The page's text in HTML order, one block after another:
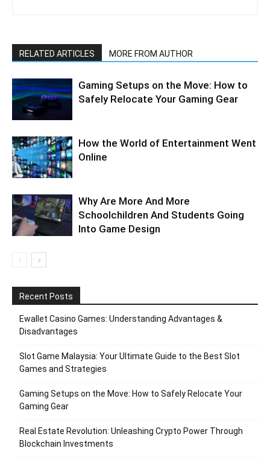
RELATED ARTICLES MORE FROM AUTHOR
Gaming Setups on the Move: How to
Safely Relocate Your Gaming Gear
How the World of Entertainment Went
Online
Why Are More And More
Schoolchildren And Students Going
Into Game Design
Recent Posts
Ewallet Casino Games: Understanding Advantages &
Disadvantages
Slot Game Malaysia: Your Ultimate Guide to the Best Slot
Games and Strategies
Gaming Setups on the Move: How to Safely Relocate Your
Gaming Gear
Real Estate Revolution: Unleashing Crypto Power Through
Blockchain Investments